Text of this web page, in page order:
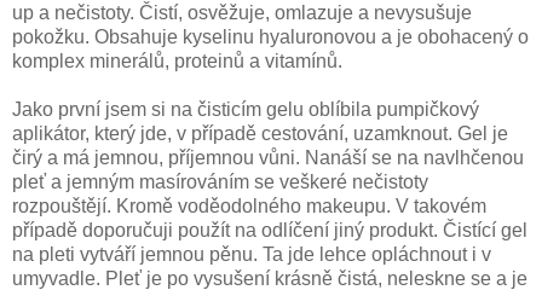
up a nečistoty. Čistí, osvěžuje, omlazuje a nevysušuje
pokožku. Obsahuje kyselinu hyaluronovou a je obohacený o
komplex minerálů, proteinů a vitamínů.
Jako první jsem si na čisticím gelu oblíbila pumpičkový
aplikátor, který jde, v případě cestování, uzamknout. Gel je
čirý a má jemnou, příjemnou vůni. Nanáší se na navlhčenou
pleť a jemným masírováním se veškeré nečistoty
rozpouštějí. Kromě voděodolného makeupu. V takovém
případě doporučuji použít na odlíčení jiný produkt. Čistící gel
na pleti vytváří jemnou pěnu. Ta jde lehce opláchnout i v
umyvadle. Pleť je po vysušení krásně čistá, neleskne se a je